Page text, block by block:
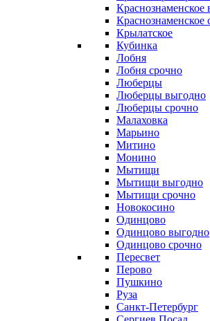
Краснознаменское
Краснознаменское
Крылатское
Кубинка
Лобня
Лобня срочно
Люберцы
Люберцы выгодно
Люберцы срочно
Малаховка
Марьино
Митино
Монино
Мытищи
Мытищи выгодно
Мытищи срочно
Новокосино
Одинцово
Одинцово выгодно
Одинцово срочно
Пересвет
Перово
Пушкино
Руза
Санкт-Петербург